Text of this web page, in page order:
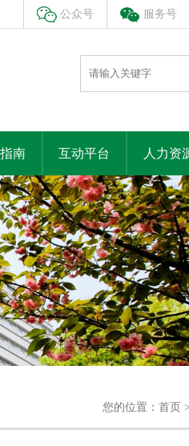
公众号 服务号
南 互动平台 人力资
您的位置：首页